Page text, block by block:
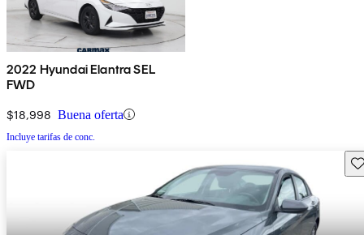
2022 Hyundai Elantra SEL
FWD
$18,998 Buena oferta
Incluye tarifas de conc.